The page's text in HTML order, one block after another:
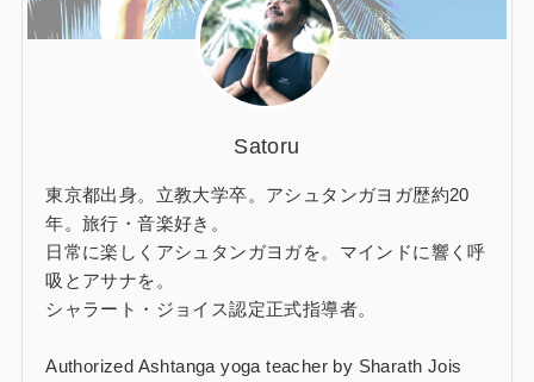
Satoru
東京都出身。立教大学卒。アシュタンガヨガ歴約20
年。旅行・音楽好き。
日常に楽しくアシュタンガヨガを。マインドに響く呼
吸とアサナを。
シャラート・ジョイス認定正式指導者。
Authorized Ashtanga yoga teacher by Sharath Jois